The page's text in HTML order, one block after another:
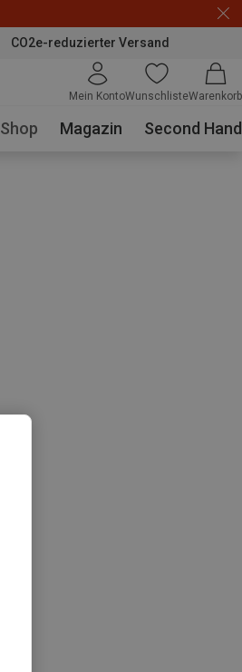
CO2e-reduzierter Versand
Mein KontoWunschlisteWarenkorb
Shop Magazin Second Hand